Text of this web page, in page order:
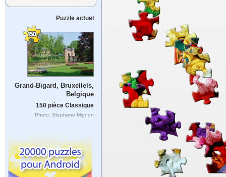
Puzzle actuel
Grand-Bigard, Bruxellels,
Belgique
150 pièce Classique
Photo: Stephane Mignon